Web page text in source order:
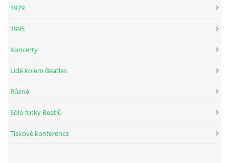
DISKOGRAFIE - BOOTLEGY IV
DISKOGRAFIE - BOOTLEGY VI
1979
1995
Koncerty
Lidé kolem Beatles
Různé
Sólo fotky Beatlů
Tiskové konference